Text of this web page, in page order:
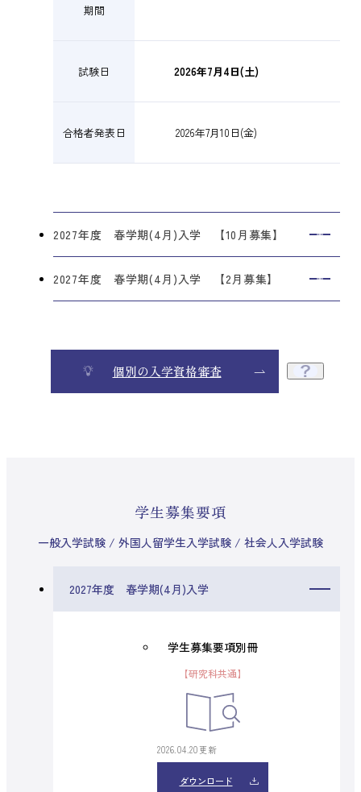
期間
試験日 2026年7月4日(土)
合格者発表日 2026年7月10日(金)
2027年度 春学期(4月)入学 【10月募集】
2027年度 春学期(4月)入学 【2月募集】
個別の入学資格審査
学生募集要項
一般入学試験 / 外国人留学生入学試験 / 社会人入学試験
2027年度 春学期(4月)入学
学生募集要項別冊
【研究科共通】
2026.04.20更新
ダウンロード